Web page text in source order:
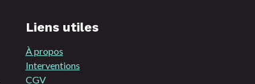
Liens utiles
À propos
Interventions
CGV